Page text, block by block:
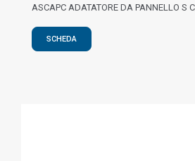
ASCAPC ADATATORE DA PANNELLO S
SCHEDA